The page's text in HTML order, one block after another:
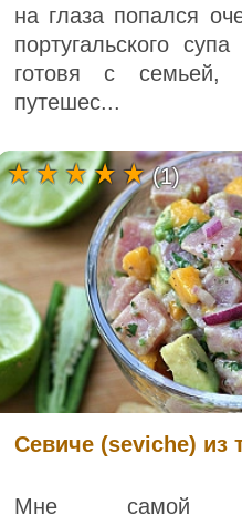
на глаза попался
португальского
готовя с семьей,
путешес...
Севиче (seviche) из
Мне самой
(1)